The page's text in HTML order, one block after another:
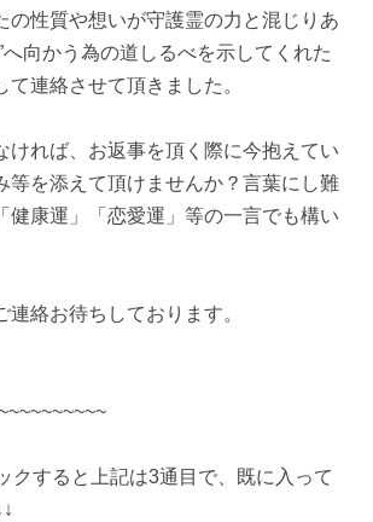
の性質や想いが守護霊の力と混じりあ
へ向かう為の道しるべを示してくれた
て連絡させて頂きました。
ければ、お返事を頂く際に今抱えてい
等を添えて頂けませんか？言葉にし難
健康運」「恋愛運」等の一言でも構い
連絡お待ちしております。
クすると上記は3通目で、既に入って